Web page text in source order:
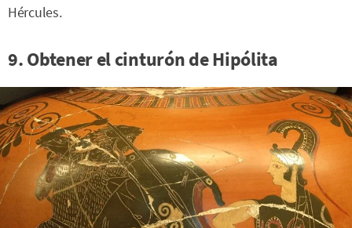
Hércules.
9. Obtener el cinturón de Hipólita